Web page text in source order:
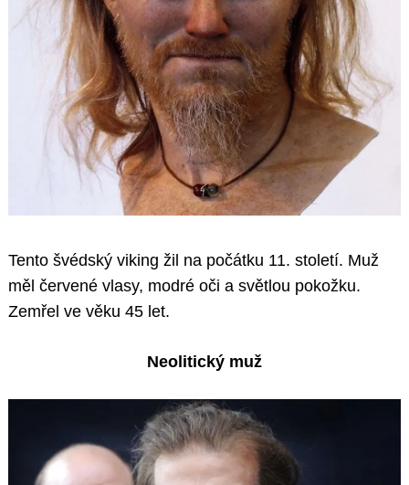
Tento švédský viking žil na počátku 11. století. Muž
měl červené vlasy, modré oči a světlou pokožku.
Zemřel ve věku 45 let.
Neolitický muž